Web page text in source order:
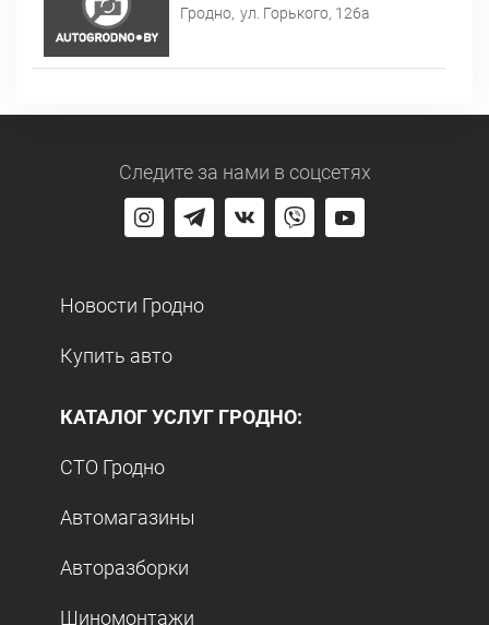
Гродно, ул. Горького, 126а
Следите за нами в соцсетях
Новости Гродно
Купить авто
КАТАЛОГ УСЛУГ ГРОДНО:
СТО Гродно
Автомагазины
Авторазборки
Шиномонтажи